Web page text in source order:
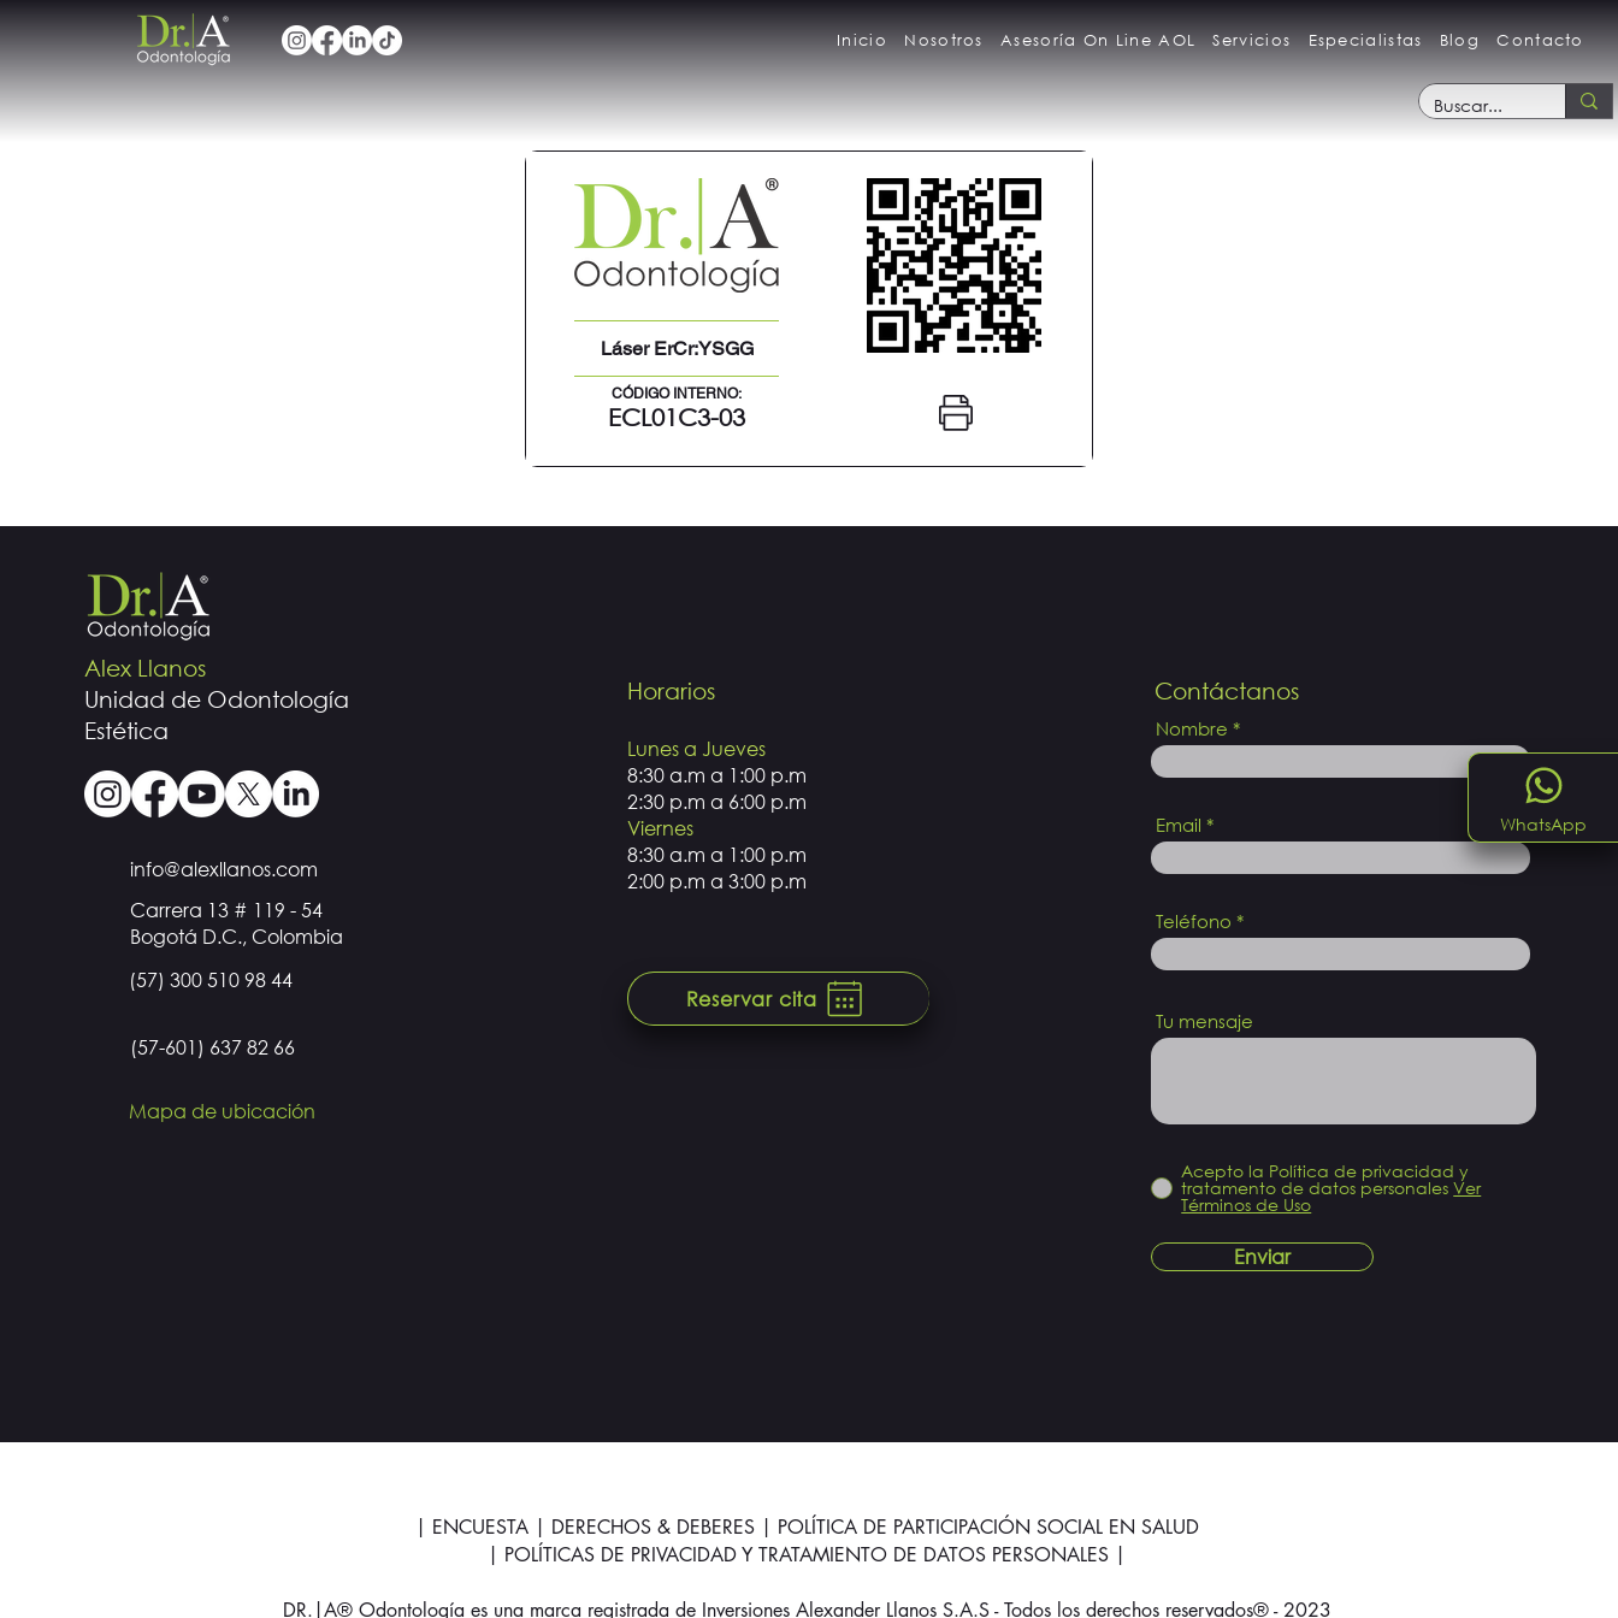
Inicio Nosotros Asesoría On Line AOL Servicios Especialistas Blog Contacto
WhatsApp
Láser ErCr:YSGG
CÓDIGO INTERNO:
ECL01C3-03
Alex Llanos
Unidad de Odontología
Estética
info@alexllanos.com
Carrera 13 # 119 - 54
Bogotá D.C., Colombia
(57) 300 510 98 44
(57-601) 637 82 66
Mapa de ubicación
Horarios
Lunes a Jueves
8:30 a.m a 1:00 p.m
2:30 p.m a 6:00 p.m
Viernes
8:30 a.m a 1:00 p.m
2:00 p.m a 3:00 p.m
Reservar cita
Contáctanos
Nombre
Email
Teléfono
Tu mensaje
Acepto la Política de privacidad y
tratamento de datos personales Ver
Términos de Uso
Enviar
| ENCUESTA DERECHOS & DEBERES| POLÍTICA DE PARTICIPACIÓN SOCIAL EN SALUD
| POLÍTICAS DE PRIVACIDAD Y TRATAMIENTO DE DATOS PERSONALES |
DR.|A® Odontología es una marca registrada de Inversiones Alexander Llanos S.A.S - Todos los derechos reservados® - 2023